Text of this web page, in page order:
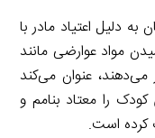
به دلیل اعتیاد مادر با
مواد عوارضی مانند
عنوان می‌کند
را معتاد بنامم و
کرده است.